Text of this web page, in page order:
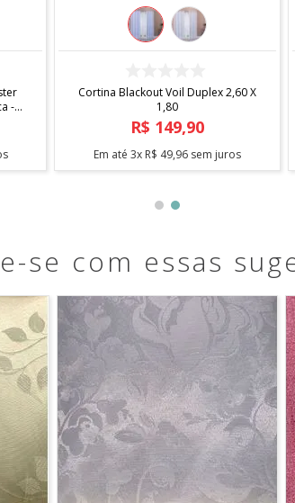
Fita Antiderrapante Para Tapetes
1,20m
R$ 12,90
Em até 1x R$ 12,90sem juros
se com essas